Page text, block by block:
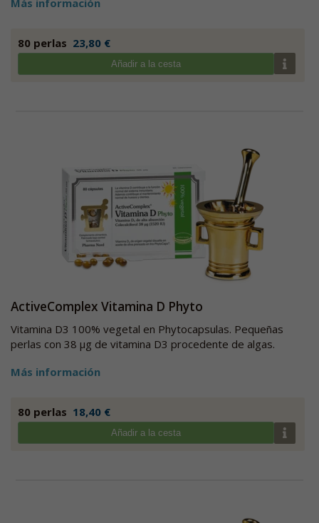
80 perlas 23,80 €
Añadir a la cesta
ActiveComplex Vitamina D Phyto
Vitamina D3 100% vegetal en Phytocapsulas. Pequeñas
perlas con 38 µg de vitamina D3 procedente de algas.
Más información
80 perlas 18,40 €
Añadir a la cesta